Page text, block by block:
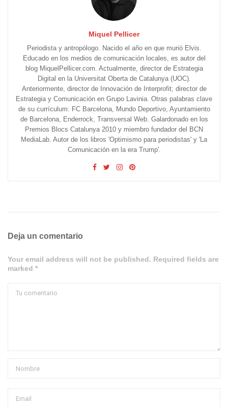
Miquel Pellicer
Periodista y antropólogo. Nacido el año en que murió Elvis.
Educado en los medios de comunicación locales, es autor del
blog MiquelPellicer.com. Actualmente, director de Estrategia
Digital en la Universitat Oberta de Catalunya (UOC).
Anteriormente, director de Innovación de Interprofit; director de
Estrategia y Comunicación en Grupo Lavinia. Otras palabras clave
de su currículum: FC Barcelona, Mundo Deportivo, Ayuntamiento
de Barcelona, Enderrock, Transversal Web. Galardonado en los
Premios Blocs Catalunya 2010 y miembro fundador del BCN
MediaLab. Autor de los libros 'Optimismo para periodistas' y 'La
Comunicación en la era Trump'.
Deja un comentario
Your email address will not be published. Required fields are
marked *